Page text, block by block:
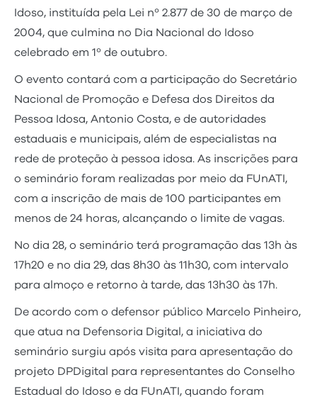
Idoso, instituída pela Lei nº 2.877 de 30 de março de
2004, que culmina no Dia Nacional do Idoso
celebrado em 1º de outubro.
O evento contará com a participação do Secretário
Nacional de Promoção e Defesa dos Direitos da
Pessoa Idosa, Antonio Costa, e de autoridades
estaduais e municipais, além de especialistas na
rede de proteção à pessoa idosa. As inscrições para
o seminário foram realizadas por meio da FUnATI,
com a inscrição de mais de 100 participantes em
menos de 24 horas, alcançando o limite de vagas.
No dia 28, o seminário terá programação das 13h às
17h20 e no dia 29, das 8h30 às 11h30, com intervalo
para almoço e retorno à tarde, das 13h30 às 17h.
De acordo com o defensor público Marcelo Pinheiro,
que atua na Defensoria Digital, a iniciativa do
seminário surgiu após visita para apresentação do
projeto DPDigital para representantes do Conselho
Estadual do Idoso e da FUnATI, quando foram